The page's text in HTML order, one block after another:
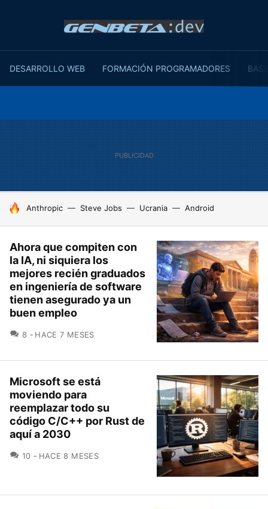
DESARROLLO WEB FORMACIÓN PROGRAMADORES
HOY SE HABLA DE
Anthropic Steve Jobs Ucrania Android
Ahora que compiten con
la IA, ni siquiera los
mejores recién graduados
en ingeniería de software
tienen asegurado ya un
buen empleo
8 COMENTARIOS
HACE 7 MESES
Microsoft se está
moviendo para
reemplazar todo su
código C/C++ por Rust de
aquí a 2030
10 COMENTARIOS
HACE 8 MESES